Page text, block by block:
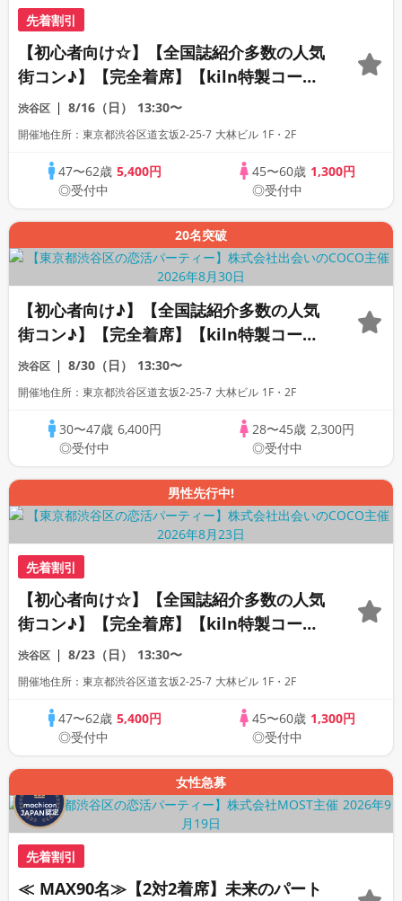
先着割引
【初心者向け☆】【全国誌紹介多数の人気
街コン♪】【完全着席】【kiln特製コー
ス・飲み放題】【全員プレゼント☆週替わ
りクラフトビール】【上場企業運営の人気
り】
渋谷区 8/16（日） 13:30〜
開催地住所：東京都渋谷区道玄坂2-25-7 大林ビル 1F・2F
47〜62歳5,400円
◎受付中
45〜60歳 1,300円
◎受付中
20名突破
【初心者向け♪】【全国誌紹介多数の人気
街コン♪】【完全着席】【kiln特製コー
ス・飲み放題】【全員プレゼント☆週替わ
りクラフトビール】【上場企業運営の人気
り】
渋谷区 8/30（日） 13:30〜
開催地住所：東京都渋谷区道玄坂2-25-7 大林ビル 1F・2F
30〜47歳 6,400円
◎受付中
28〜45歳 2,300円
◎受付中
男性先行中!
先着割引
【初心者向け☆】【全国誌紹介多数の人気
街コン♪】【完全着席】【kiln特製コー
ス・飲み放題】【全員プレゼント☆週替わ
りクラフトビール】【上場企業運営の人気
り】
渋谷区 8/23（日） 13:30〜
開催地住所：東京都渋谷区道玄坂2-25-7 大林ビル 1F・2F
47〜62歳5,400円
◎受付中
45〜60歳 1,300円
◎受付中
女性急募
先着割引
≪ MAX90名≫‎【2対2着席】未来のパート